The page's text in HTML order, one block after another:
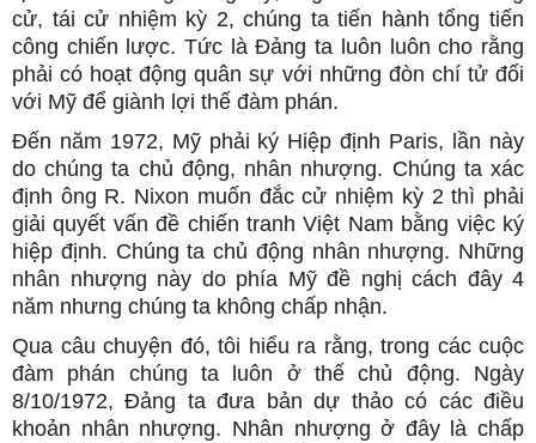
cử, tái cử nhiệm kỳ 2, chúng ta tiến hành tổng tiến
công chiến lược. Tức là Đảng ta luôn luôn cho rằng
phải có hoạt động quân sự với những đòn chí tử đối
với Mỹ để giành lợi thế đàm phán.
Đến năm 1972, Mỹ phải ký Hiệp định Paris, lần này
do chúng ta chủ động, nhân nhượng. Chúng ta xác
định ông R. Nixon muốn đắc cử nhiệm kỳ 2 thì phải
giải quyết vấn đề chiến tranh Việt Nam bằng việc ký
hiệp định. Chúng ta chủ động nhân nhượng. Những
nhân nhượng này do phía Mỹ đề nghị cách đây 4
năm nhưng chúng ta không chấp nhận.
Qua câu chuyện đó, tôi hiểu ra rằng, trong các cuộc
đàm phán chúng ta luôn ở thế chủ động. Ngày
8/10/1972, Đảng ta đưa bản dự thảo có các điều
khoản nhân nhượng. Nhân nhượng ở đây là chấp